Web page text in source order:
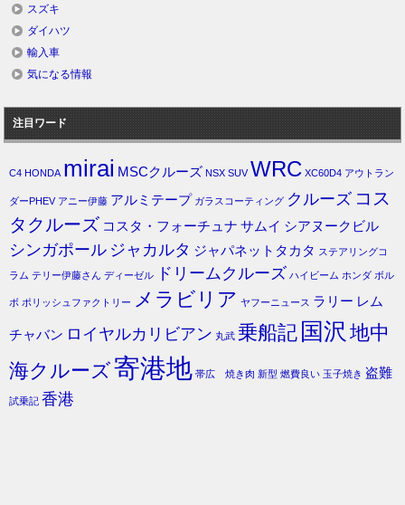
スズキ
ダイハツ
輸入車
気になる情報
注目ワード
C4 HONDA mirai MSCクルーズ NSX SUV WRC XC60D4 アウトラン
ダーPHEV アニー伊藤 アルミテープ ガラスコーティング クルーズ コス
タクルーズ コスタ・フォーチュナ サムイ シアヌークビル
シンガポール ジャカルタ ジャパネットタカタ ステアリングコ
ラム テリー伊藤さん ディーゼル ドリームクルーズ ハイビーム ホンダ ボル
ボ ポリッシュファクトリー メラビリア ヤフーニュース ラリー レム
チャバン ロイヤルカリビアン 丸武 乗船記 国沢 地中
海クルーズ寄港地 帯広 焼き肉 新型 燃費良い 玉子焼き 盗難
試乗記 香港